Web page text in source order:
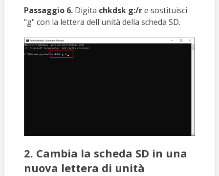
Passaggio 6.Digita chkdsk g:/re sostituisci
"g" con la lettera dell'unità della scheda SD.
2. Cambia la scheda SD in una
nuova lettera di unità